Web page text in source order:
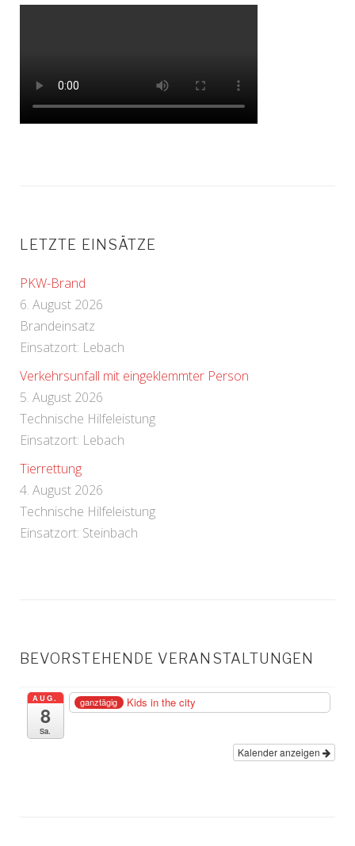
LETZTE EINSÄTZE
PKW-Brand
6. August 2026
Brandeinsatz
Einsatzort: Lebach
Verkehrsunfall mit eingeklemmter Person
5. August 2026
Technische Hilfeleistung
Einsatzort: Lebach
Tierrettung
4. August 2026
Technische Hilfeleistung
Einsatzort: Steinbach
BEVORSTEHENDE VERANSTALTUNGEN
AUG.
8
Sa.
ganztägig Kids in the city
Kalender anzeigen